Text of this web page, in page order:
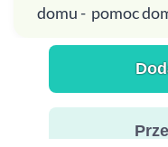
domu - pomoc